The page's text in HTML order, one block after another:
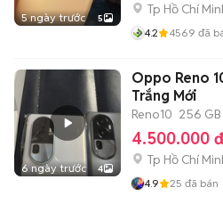
5 ngày trước 5
Tp Hồ Chí
4.2 4569 đã
6 ngày trước 4
Oppo Reno
Trắng Mới
Reno10 256 GB
4.500.000 đ
Tp Hồ Chí
4.9 25 đã bán